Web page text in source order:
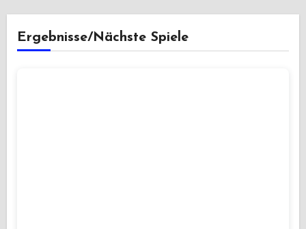
Ergebnisse/Nächste Spiele